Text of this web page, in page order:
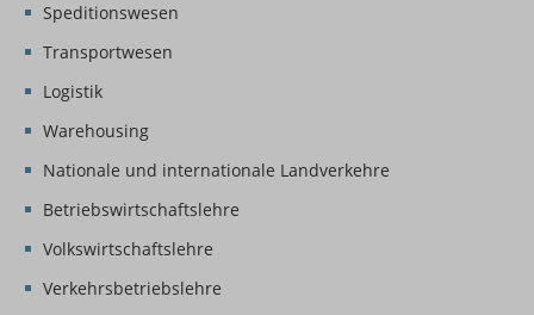
Speditionswesen
Transportwesen
Logistik
Warehousing
Nationale und internationale Landverkehre
Betriebswirtschaftslehre
Volkswirtschaftslehre
Verkehrsbetriebslehre